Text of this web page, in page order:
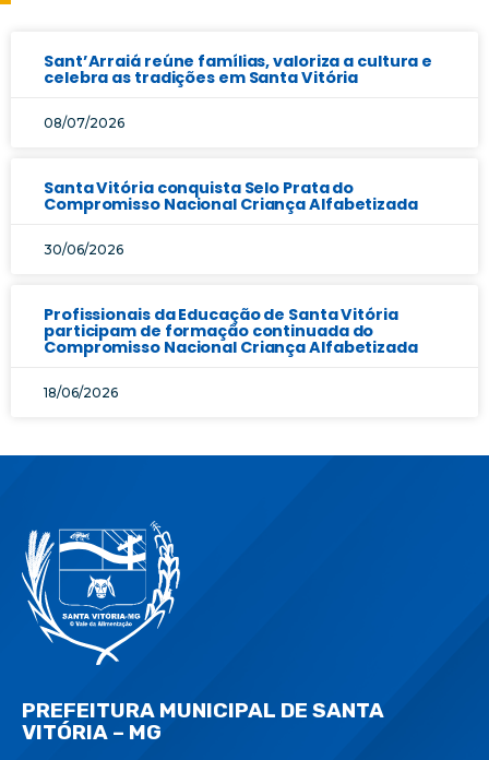
Sant’Arraiá reúne famílias, valoriza a cultura e
celebra as tradições em Santa Vitória
08/07/2026
Santa Vitória conquista Selo Prata do
Compromisso Nacional Criança Alfabetizada
30/06/2026
Profissionais da Educação de Santa Vitória
participam de formação continuada do
Compromisso Nacional Criança Alfabetizada
18/06/2026
PREFEITURA MUNICIPAL DE SANTA
VITÓRIA – MG